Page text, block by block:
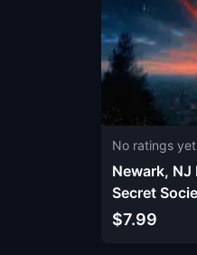
No ratings yet
Newark,
Secret
$7.99